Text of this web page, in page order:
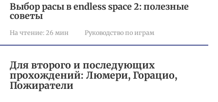
Выбор расы в endless space 2: полезные
советы
На чтение: 26 мин Руководство по играм
Для второго и последующих
прохождений: Люмери, Горацио,
Пожиратели